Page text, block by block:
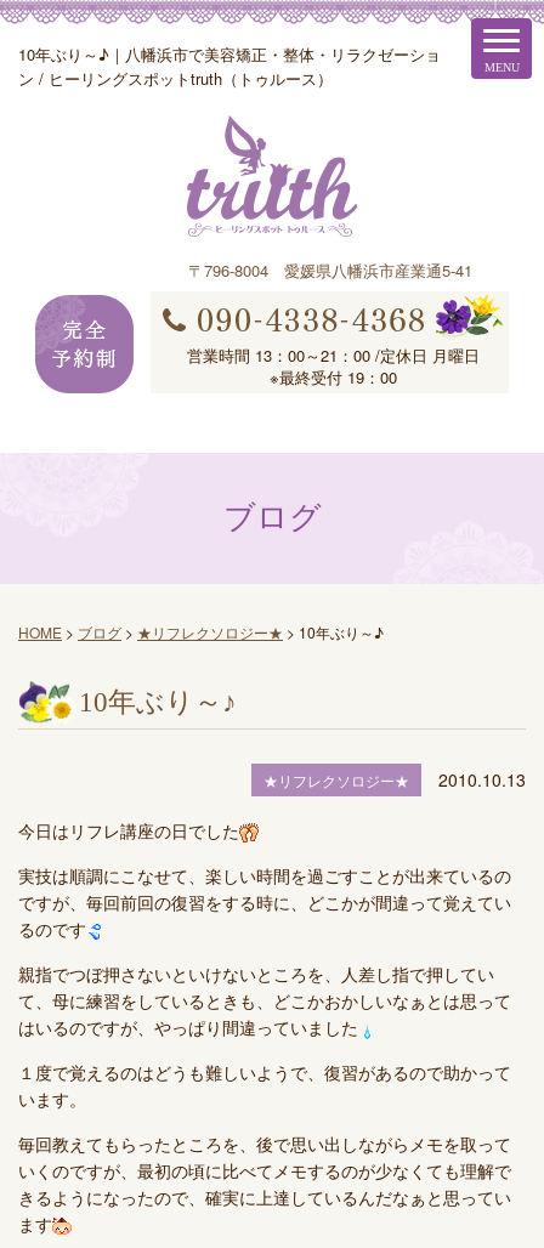
10年ぶり～♪｜八幡浜市で美容矯正・整体・リラクゼーショ
ン / ヒーリングスポットtruth（トゥルース）
〒796-8004 愛媛県八幡浜市産業通5-41
営業時間 13：00～21：00 /定休日 月曜日
※最終受付 19：00
ブログ
HOME > ブログ > ★リフレクソロジー★ > 10年ぶり～♪
10年ぶり～♪
★リフレクソロジー★ 2010.10.13
今日はリフレ講座の日でした
実技は順調にこなせて、楽しい時間を過ごすことが出来ているの
ですが、毎回前回の復習をする時に、どこかが間違って覚えてい
るのです
親指でつぼ押さないといけないところを、人差し指で押してい
て、母に練習をしているときも、どこかおかしいなぁとは思って
はいるのですが、やっぱり間違っていました
１度で覚えるのはどうも難しいようで、復習があるので助かって
います。
毎回教えてもらったところを、後で思い出しながらメモを取って
いくのですが、最初の頃に比べてメモするのが少なくても理解で
きるようになったので、確実に上達しているんだなぁと思ってい
ます